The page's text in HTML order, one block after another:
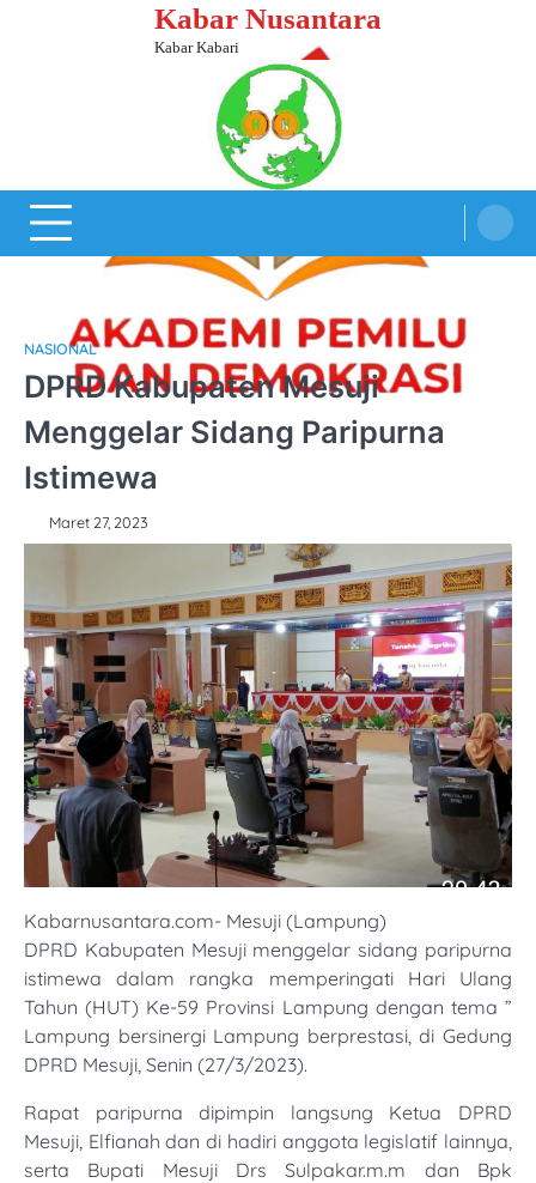
Kabar Nusantara
Kabar Kabari
NASIONAL
DPRD Kabupaten Mesuji
Menggelar Sidang Paripurna
Istimewa
Maret 27, 2023
Kabarnusantara.com- Mesuji (Lampung)
DPRD Kabupaten Mesuji menggelar sidang paripurna
istimewa dalam rangka memperingati Hari Ulang
Tahun (HUT) Ke-59 Provinsi Lampung dengan tema ”
Lampung bersinergi Lampung berprestasi, di Gedung
DPRD Mesuji, Senin (27/3/2023).
Rapat paripurna dipimpin langsung Ketua DPRD
Mesuji, Elfianah dan di hadiri anggota legislatif lainnya,
serta Bupati Mesuji Drs Sulpakar.m.m dan Bpk